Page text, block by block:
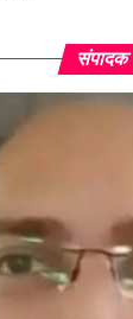
संपादक